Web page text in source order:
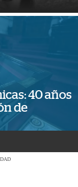
40 años
de